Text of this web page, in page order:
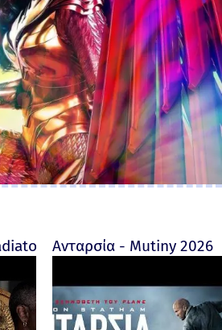
II) -
Ανταρσία - Mutiny 2026